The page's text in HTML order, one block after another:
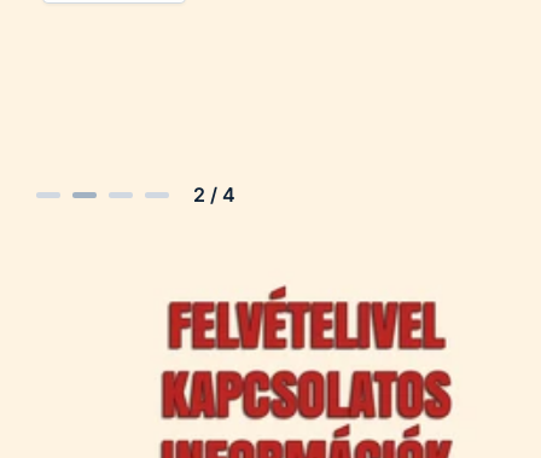
2 / 4